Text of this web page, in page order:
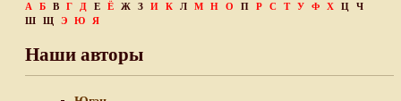
А Б В Г Д Е Ё Ж З И К Л М Н О П Р С Т У Ф Х Ц
Ч
Ш
Щ Э Ю Я
Наши авторы